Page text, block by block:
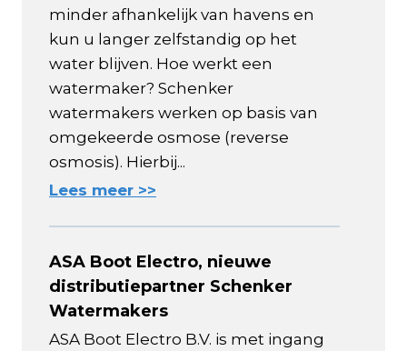
minder afhankelijk van havens en
kun u langer zelfstandig op het
water blijven. Hoe werkt een
watermaker? Schenker
watermakers werken op basis van
omgekeerde osmose (reverse
osmosis). Hierbij...
Lees meer >>
ASA Boot Electro, nieuwe
distributiepartner Schenker
Watermakers
ASA Boot Electro B.V. is met ingang